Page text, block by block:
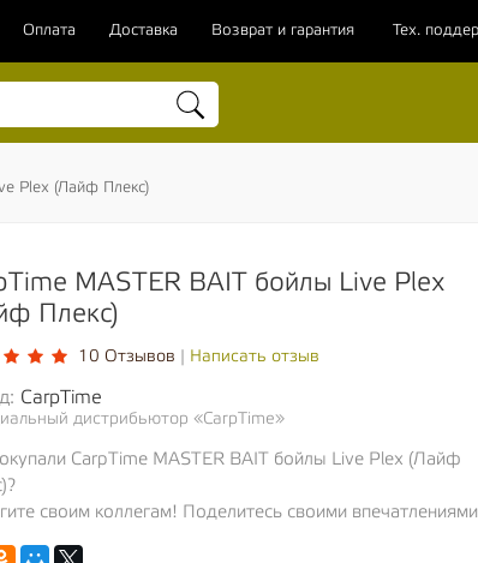
Оплата Доставка Возврат и гарантия Тех.
Plex (Лайф Плекс)
MASTER BAIT бойлы Live Plex
Плекс)
10 Отзывов Написать отзыв
CarpTime
дистрибьютор «CarpTime»
CarpTime MASTER BAIT бойлы Live Plex (Лайф
своим коллегам! Поделитесь своими